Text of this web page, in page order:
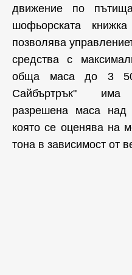
движение по
шофьорската
позволява
средства с
обща маса до 3
Сайбъртрък" има
разрешена маса над
която се оценява на
тона в зависимост от